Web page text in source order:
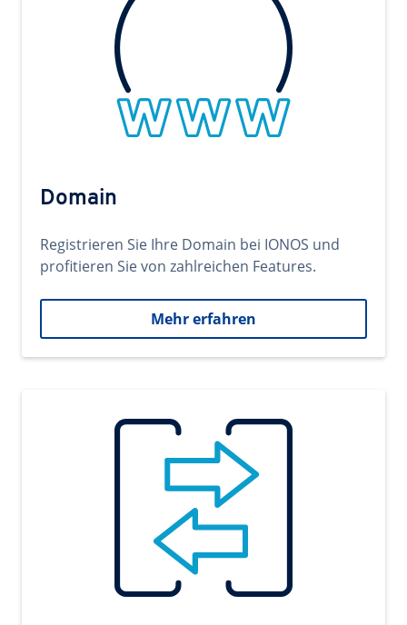
Domain
Registrieren Sie Ihre Domain bei IONOS und
profitieren Sie von zahlreichen Features.
Mehr erfahren